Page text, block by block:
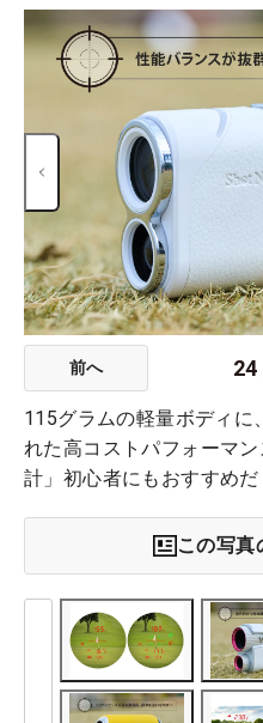
前へ 24
115グラムの軽量ボディに
れた高コストパフォーマ
計」初心者にもおすすめだ
この写真